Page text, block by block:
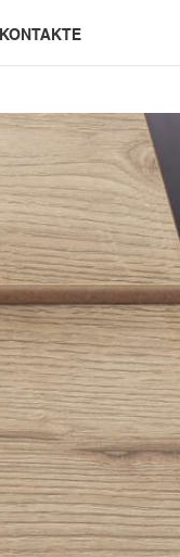
KONTAKTE